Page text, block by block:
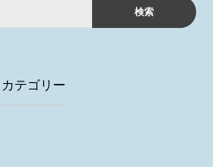
索:
カテゴリー